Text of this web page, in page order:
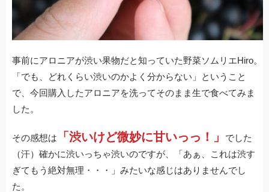
事前にアロニアが渋い果物だと知っていた野菜ソムリエHiro。
「でも、どれくらい渋いのかよく分からない」ということ
で、今回購入したアロニアを洗ってそのまま生で食べてみま
した。
その感想は 「渋いけど微妙に甘いっっ！」
でした
（汗）確かに渋いっちゃ渋いのですが、「あぁ、これは渋す
ぎてもう絶対無理・・・」みたいな感じはありませんでし
た。